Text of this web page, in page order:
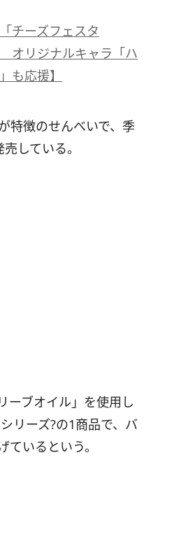
チーズフェスタ
オリジナルキャラ「ハ
も応援】
特徴のせんべいで、季
している。
ーブオイル」を使用し
リーズ?の1商品で、バ
いるという。